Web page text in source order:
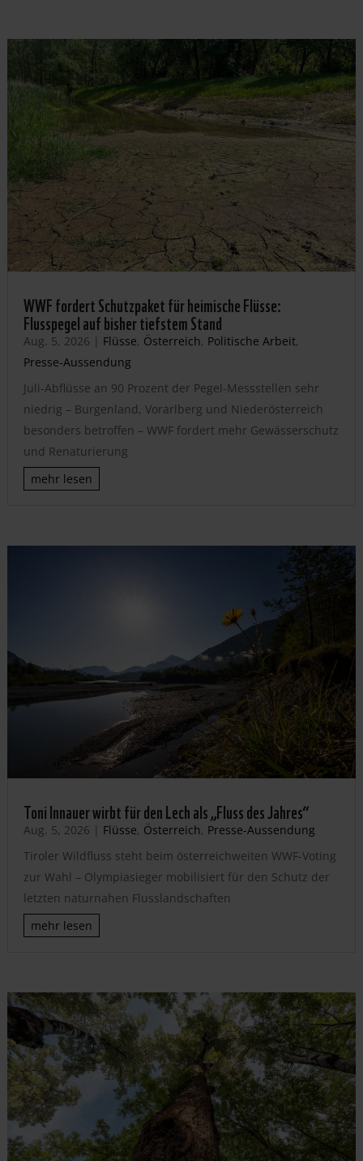
WWF fordert Schutzpaket für heimische Flüsse:
Flusspegel auf bisher tiefstem Stand
Aug. 5, 2026 | Flüsse, Österreich, Politische Arbeit,
Presse-Aussendung
Juli-Abflüsse an 90 Prozent der Pegel-Messstellen sehr
niedrig – Burgenland, Vorarlberg und Niederösterreich
besonders betroffen – WWF fordert mehr Gewässerschutz
und Renaturierung
mehr lesen
Toni Innauer wirbt für den Lech als „Fluss des Jahres“
Aug. 5, 2026 | Flüsse, Österreich, Presse-Aussendung
Tiroler Wildfluss steht beim österreichweiten WWF-Voting
zur Wahl – Olympiasieger mobilisiert für den Schutz der
letzten naturnahen Flusslandschaften
mehr lesen